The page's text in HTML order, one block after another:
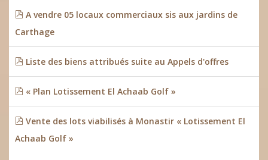
A vendre 05 locaux commerciaux sis aux jardins de
Carthage
Liste des biens attribués suite au Appels d'offres
« Plan Lotissement El Achaab Golf »
Vente des lots viabilisés à Monastir « Lotissement El
Achaab Golf »